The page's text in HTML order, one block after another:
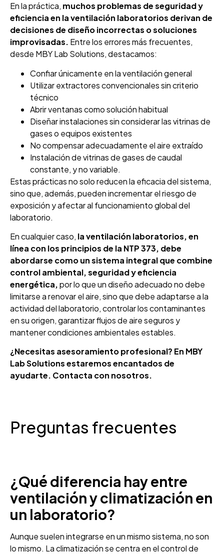
En la práctica, muchos problemas de seguridad y
eficiencia en la ventilación laboratorios derivan de
decisiones de diseño incorrectas o soluciones
improvisadas. Entre los errores más frecuentes,
desde MBY Lab Solutions, destacamos:
Confiar únicamente en la ventilación general
Utilizar extractores convencionales sin criterio
técnico
Abrir ventanas como solución habitual
Diseñar instalaciones sin considerar las vitrinas de
gases o equipos existentes
No compensar adecuadamente el aire extraído
Instalación de vitrinas de gases de caudal
constante, y no variable.
Estas prácticas no solo reducen la eficacia del sistema,
sino que, además, pueden incrementar el riesgo de
exposición y afectar al funcionamiento global del
laboratorio.
En cualquier caso, la ventilación laboratorios, en
línea con los principios de la NTP 373, debe
abordarse como un sistema integral que combine
control ambiental, seguridad y eficiencia
energética,por lo que un diseño adecuado no debe
limitarse a renovar el aire, sino que debe adaptarse a la
actividad del laboratorio, controlar los contaminantes
en su origen, garantizar flujos de aire seguros y
mantener condiciones ambientales estables.
¿Necesitas asesoramiento profesional? En MBY
Lab Solutions estaremos encantados de
ayudarte. Contacta con nosotros.
Preguntas frecuentes
¿Qué diferencia hay entre
ventilación y climatización en
un laboratorio?
Aunque suelen integrarse en un mismo sistema, no son
lo mismo. La climatización se centra en el control de